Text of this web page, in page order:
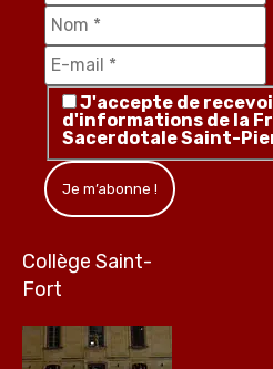
J'accepte de
d'informations de la
Sacerdotale Saint-
Collège Saint-
Fort